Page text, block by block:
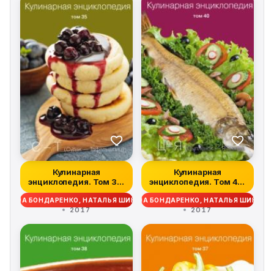
Кулинарная
энциклопедия. Том 35.
С – Т (Судак – Та...
БОНДАРЕНКО, НАТАЛЬЯ ШИНКАРЁВА
2017
Кулинарная
энциклопедия. Том 40.
Ц – Я (Цыпленок –...
НАДЕЖДА БОНДАРЕНКО, НАТАЛЬЯ
2017